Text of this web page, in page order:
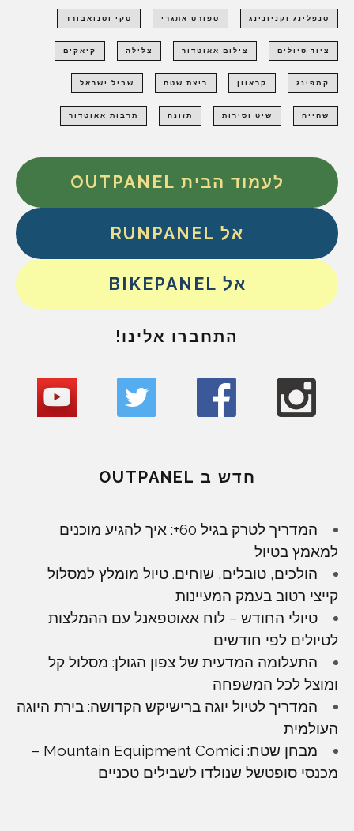
סנפלינג וקניונינג ספורט אתגרי סקי וסנואבורד
ציוד טיולים צילום אאוטדור צלילה קיאקים
קמפינג קראוון ריצת שטח שביל ישראל
שחייה שיט וסירות תזונה תרבות אאוטדור
לעמוד הבית OUTPANEL
אל RUNPANEL
אל BIKEPANEL
התחברו אלינו!
חדש ב OUTPANEL
המדריך לטרק בגיל 60+: איך להגיע מוכנים
למאמץ בטיול
הולכים, טובלים, שוחים. טיול מומלץ למסלול
קייצי רטוב בעמק המעיינות
טיולי החודש – לוח אאוטפאנל עם ההמלצות
לטיולים לפי חודשים
התעלומה המדעית של צפון הגולן: מסלול קל
ומוצל לכל המשפחה
המדריך לטיול יוגה ברישיקש הקדושה: בירת היוגה
העולמית
מבחן שטח: Mountain Equipment Comici –
מכנסי סופטשל שנולדו לשבילים טכניים